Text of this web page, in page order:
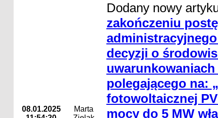
08.01.2025
Marta
Dodany nowy
zakończeniu
decyzji o
polegającego na:
fotowoltaicznej
mocy do 5 MW